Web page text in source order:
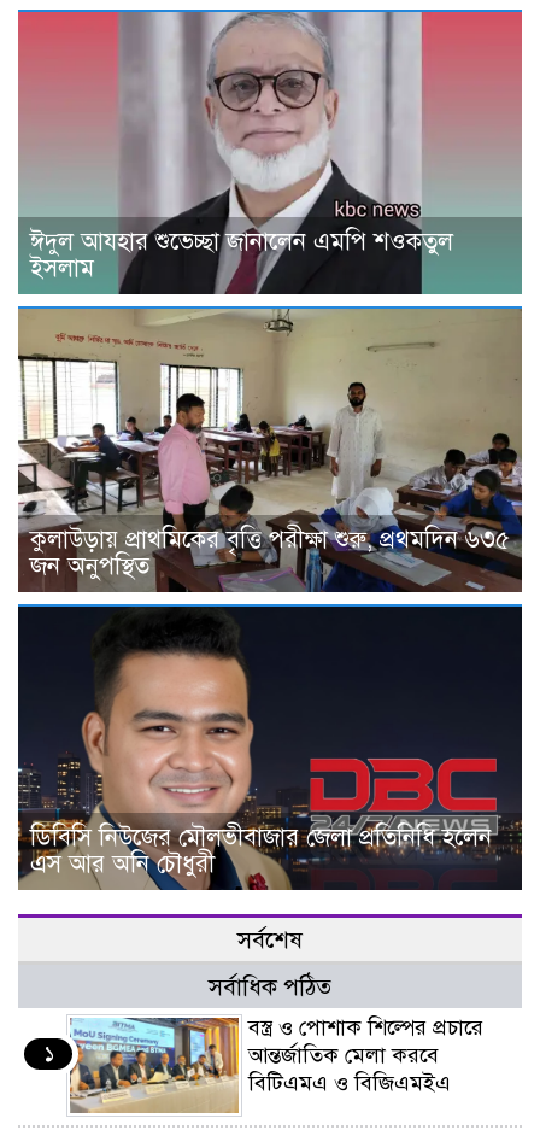
ঈদুল আযহার শুভেচ্ছা জানালেন এমপি শওকতুল
ইসলাম
কুলাউড়ায় প্রাথমিকের বৃত্তি পরীক্ষা শুরু, প্রথমদিন ৬৩৫
জন অনুপস্থিত
ডিবিসি নিউজের মৌলভীবাজার জেলা প্রতিনিধি হলেন
এস আর অনি চৌধুরী
সর্বশেষ
সর্বাধিক পঠিত
১
বস্ত্র ও পোশাক শিল্পের প্রচারে
আন্তর্জাতিক মেলা করবে
বিটিএমএ ও বিজিএমইএ